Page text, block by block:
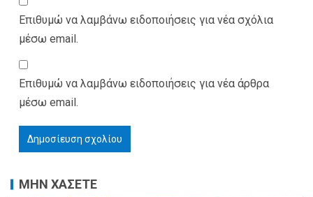
Επιθυμώ να λαμβάνω ειδοποιήσεις για νέα σχόλια
μέσω email.
Επιθυμώ να λαμβάνω ειδοποιήσεις για νέα άρθρα
μέσω email.
ΜΗΝ ΧΑΣΕΤΕ